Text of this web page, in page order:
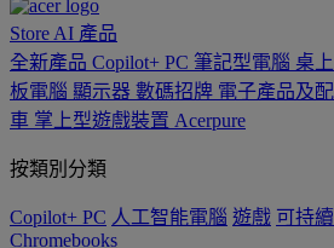
Store AI 產品
全新產品 Copilot+ PC 筆記型電腦 桌
板電腦 顯示器 數碼招牌 電子產品及
車 掌上型遊戲裝置 Acerpure
按類別分類
Copilot+ PC 人工智能電腦 遊戲 可持
Chromebooks